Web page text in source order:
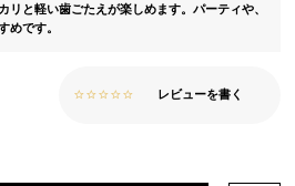
リと軽い歯ごたえが楽しめます。パーティや、
めです。
レビューを書く